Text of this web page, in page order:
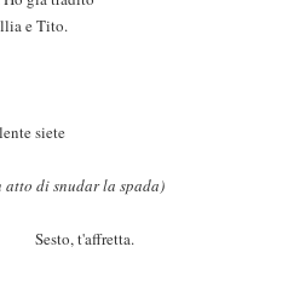
e Tito.
siete
atto di snudar la spada)